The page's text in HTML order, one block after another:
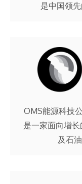
是中国领
OMS能源科技
是一家面向增长
及石